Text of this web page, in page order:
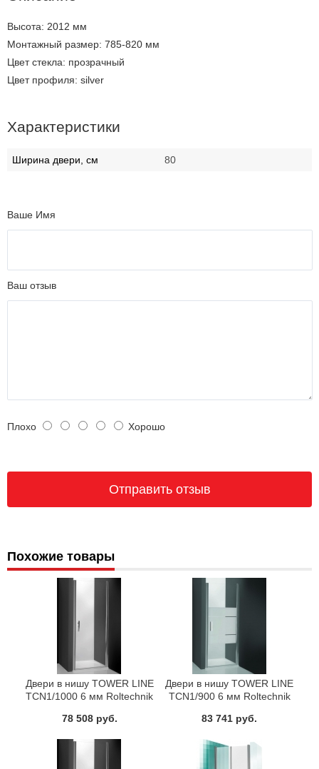
Высота: 2012 мм
Монтажный размер: 785-820 мм
Цвет стекла: прозрачный
Цвет профиля: silver
Характеристики
Ширина двери, см 80
Ваше Имя
Ваш отзыв
Плохо Хорошо
Похожие товары
Двери в нишу TOWER LINE
TCN1/1000 6 мм Roltechnik
78 508 руб.
Двери в нишу TOWER LINE
TCN1/900 6 мм Roltechnik
83 741 руб.